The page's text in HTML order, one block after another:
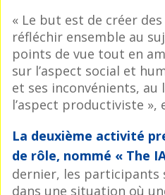
« Le but est de créer
réfléchir ensemble au
points de vue tout en
sur l’aspect social et
et ses inconvénients, au
l’aspect productiviste »,
La deuxième activité
de rôle, nommé « The
dernier, les
dans une situation où